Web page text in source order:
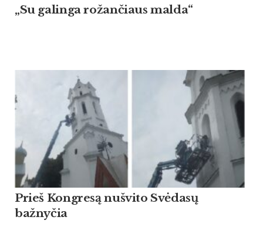
„Su galinga rožančiaus malda“
Prieš Kongresą nušvito Svėdasų
bažnyčia